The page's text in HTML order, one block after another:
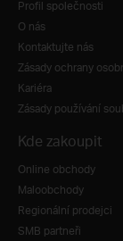
Profil společnosti
O nás
Kontaktujte nás
Zásady ochrany
Kariéra
Zásady používání
Kde zakoupit
Online obchody
Maloobchody
Regionální prodejci
SMB partneři